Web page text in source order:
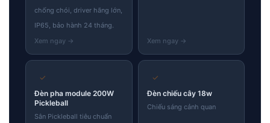
chống chói, driver hãng lớn,
IP65, bảo hành 24 tháng.
✓
Đèn pha module 200W
Pickleball
Sân Pickleball tiêu chuẩn
✓
Đèn chiếu cây 18w
Chiếu sáng cảnh quan